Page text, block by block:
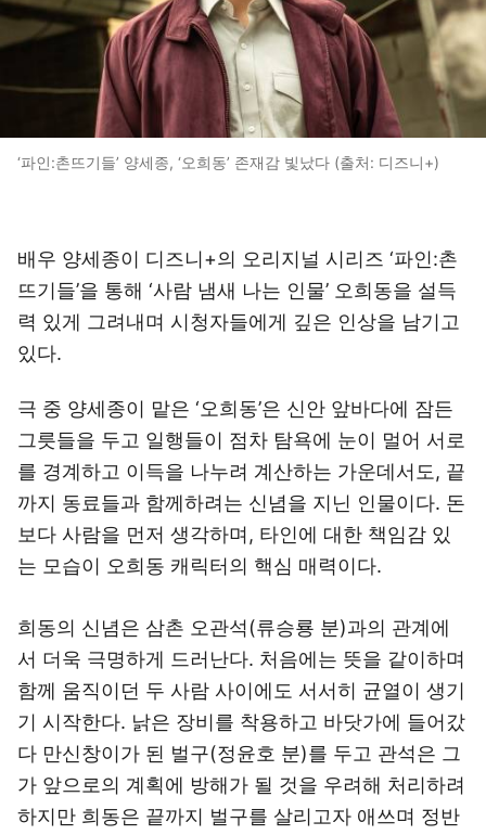
‘파인:촌뜨기들’ 양세종, ‘오희동’ 존재감 빛났다 (출처: 디즈니+)
배우 양세종이 디즈니+의 오리지널 시리즈 ‘파인:촌
뜨기들’을 통해 ‘사람 냄새 나는 인물’ 오희동을 설득
력 있게 그려내며 시청자들에게 깊은 인상을 남기고
있다.
극 중 양세종이 맡은 ‘오희동’은 신안 앞바다에 잠든
그릇들을 두고 일행들이 점차 탐욕에 눈이 멀어 서로
를 경계하고 이득을 나누려 계산하는 가운데서도, 끝
까지 동료들과 함께하려는 신념을 지닌 인물이다. 돈
보다 사람을 먼저 생각하며, 타인에 대한 책임감 있
는 모습이 오희동 캐릭터의 핵심 매력이다.
희동의 신념은 삼촌 오관석(류승룡 분)과의 관계에
서 더욱 극명하게 드러난다. 처음에는 뜻을 같이하며
함께 움직이던 두 사람 사이에도 서서히 균열이 생기
기 시작한다. 낡은 장비를 착용하고 바닷가에 들어갔
다 만신창이가 된 벌구(정윤호 분)를 두고 관석은 그
가 앞으로의 계획에 방해가 될 것을 우려해 처리하려
하지만 희동은 끝까지 벌구를 살리고자 애쓰며 정반